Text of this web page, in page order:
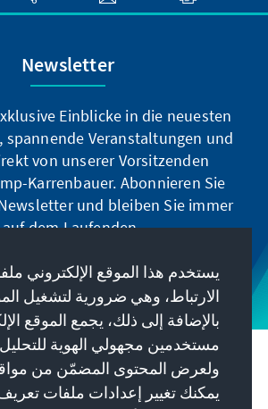
Newsletter
Einblicke in die neuesten
spannende Veranstaltungen und
von unserer Vorsitzenden
Karrenbauer. Abonnieren Sie
und bleiben Sie immer
auf dem Laufenden.
Jetzt abonnieren
مهمتنا
يستخدم هذا الموقع الإلكتروني
الارتباط، وهي ضرورية لتشغيل
بالإضافة إلى ذلك، يجمع الموقع
مستخدمين مجهولي الهوية
ولعرض المحتوى المضمّن من
يمكنك تغيير إعدادات ملفات